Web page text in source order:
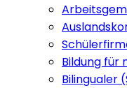
Bildung für
Bilingualer